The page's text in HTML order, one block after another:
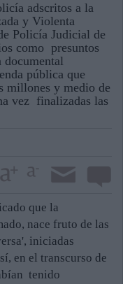
adscritos a la
y Violenta
Policía Judicial de
como presuntos
pública que
millones y medio de
vez finalizadas las
que la
nace fruto de las
iniciadas
en el transcurso de
tenido